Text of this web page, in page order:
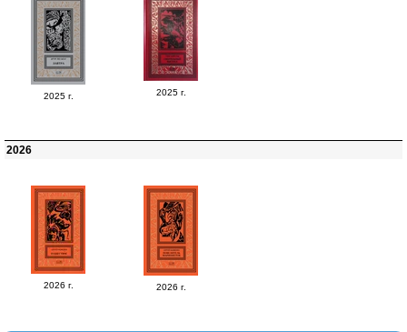
2025 г. 2025 г.
2026
2026 г. 2026 г.